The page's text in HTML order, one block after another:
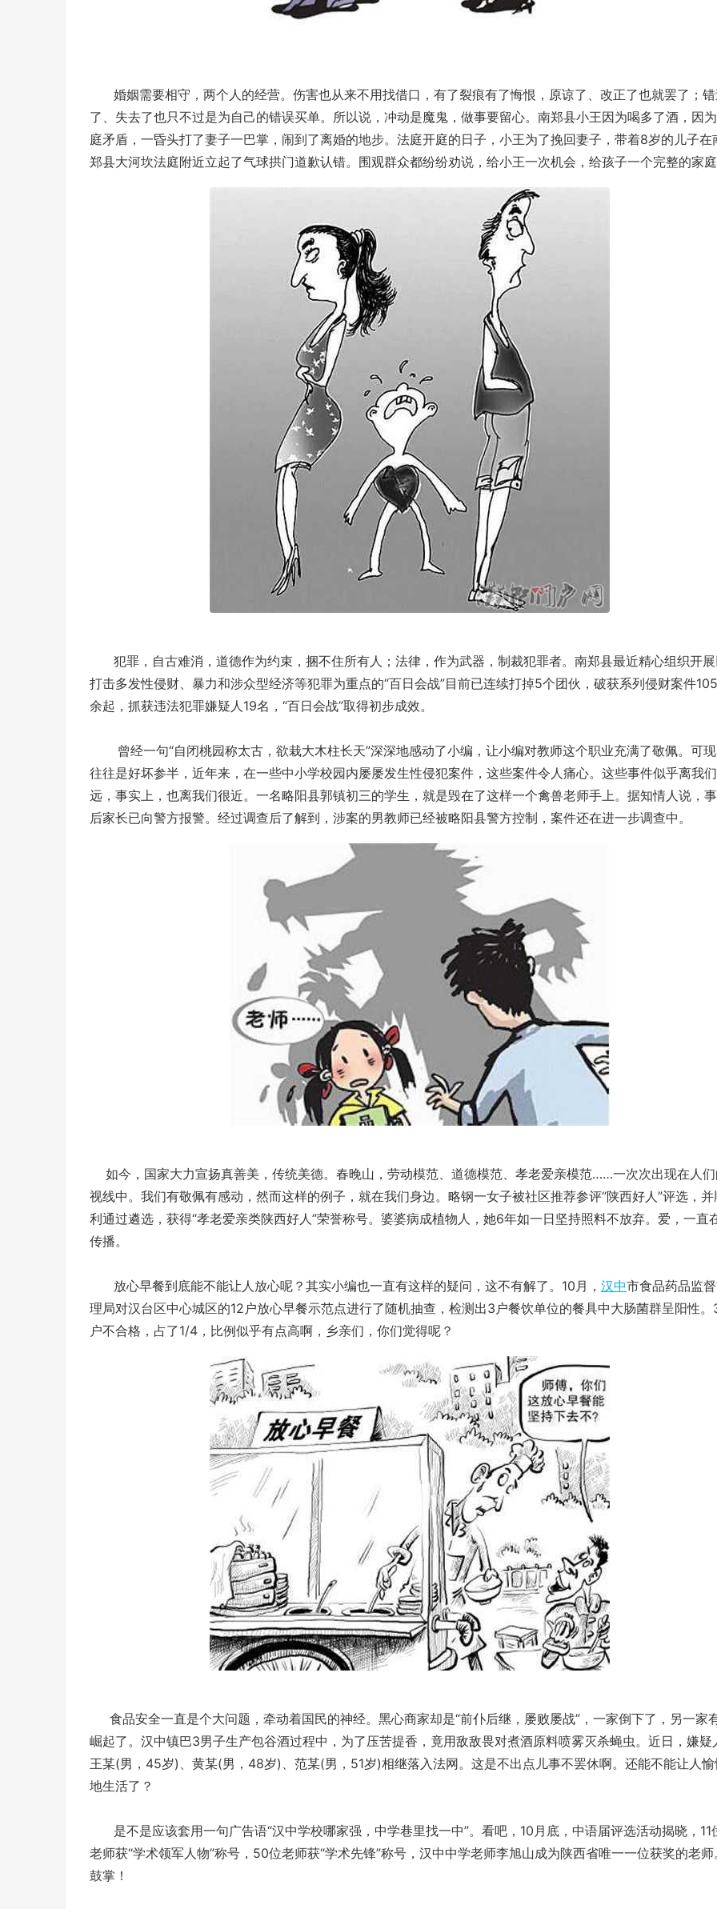
婚姻需要相守，两个人的经营。伤害也从来不用找借口，有了裂痕有了悔恨，原谅了、改正了也就罢了；
了、失去了也只不过是为自己的错误买单。所以说，冲动是魔鬼，做事要留心。南郑县小王因为喝多了酒，因
庭矛盾，一昏头打了妻子一巴掌，闹到了离婚的地步。法庭开庭的日子，小王为了挽回妻子，带着8岁的儿子在
郑县大河坎法庭附近立起了气球拱门道歉认错。围观群众都纷纷劝说，给小王一次机会，给孩子一个完整的家
犯罪，自古难消，道德作为约束，捆不住所有人；法律，作为武器，制裁犯罪者。南郑县最近精心组织开
打击多发性侵财、暴力和涉众型经济等犯罪为重点的“百日会战”目前已连续打掉5个团伙，破获系列侵财案件105
余起，抓获违法犯罪嫌疑人19名，“百日会战”取得初步成效。
曾经一句“自闭桃园称太古，欲栽大木柱长天”深深地感动了小编，让小编对教师这个职业充满了敬佩。可
往往是好坏参半，近年来，在一些中小学校园内屡屡发生性侵犯案件，这些案件令人痛心。这些事件似乎离我
远，事实上，也离我们很近。一名略阳县郭镇初三的学生，就是毁在了这样一个禽兽老师手上。据知情人说，
后家长已向警方报警。经过调查后了解到，涉案的男教师已经被略阳县警方控制，案件还在进一步调查中。
如今，国家大力宣扬真善美，传统美德。春晚山，劳动模范、道德模范、孝老爱亲模范……一次次出现在人
视线中。我们有敬佩有感动，然而这样的例子，就在我们身边。略钢一女子被社区推荐参评“陕西好人”评选，并
利通过遴选，获得“孝老爱亲类陕西好人”荣誉称号。婆婆病成植物人，她6年如一日坚持照料不放弃。爱，一直
传播。
放心早餐到底能不能让人放心呢？其实小编也一直有这样的疑问，这不有解了。10月， 汉中市食品药品监
理局对汉台区中心城区的12户放心早餐示范点进行了随机抽查，检测出3户餐饮单位的餐具中大肠菌群呈阳性。
户不合格，占了1/4，比例似乎有点高啊，乡亲们，你们觉得呢？
食品安全一直是个大问题，牵动着国民的神经。黑心商家却是“前仆后继，屡败屡战”，一家倒下了，另一家
崛起了。汉中镇巴3男子生产包谷酒过程中，为了压苦提香，竟用敌敌畏对煮酒原料喷雾灭杀蝇虫。近日，嫌疑
王某(男，45岁)、黄某(男，48岁)、范某(男，51岁)相继落入法网。这是不出点儿事不罢休啊。还能不能让人
地生活了？
是不是应该套用一句广告语“汉中学校哪家强，中学巷里找一中”。看吧，10月底，中语届评选活动揭晓，11
老师获“学术领军人物”称号，50位老师获“学术先锋”称号，汉中中学老师李旭山成为陕西省唯一一位获奖的老师
鼓掌！